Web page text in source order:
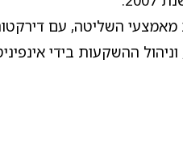
השליטה, עם
ההשקעות בידי